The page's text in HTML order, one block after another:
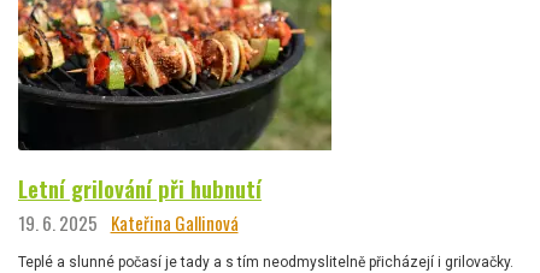
Letní grilování při hubnutí
19. 6. 2025 Kateřina Gallinová
Teplé a slunné počasí je tady a s tím neodmyslitelně přicházejí i grilovačky.